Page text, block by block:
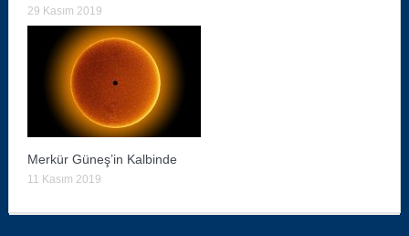
29 Kasım 2019
Merkür Güneş’in Kalbinde
11 Kasım 2019